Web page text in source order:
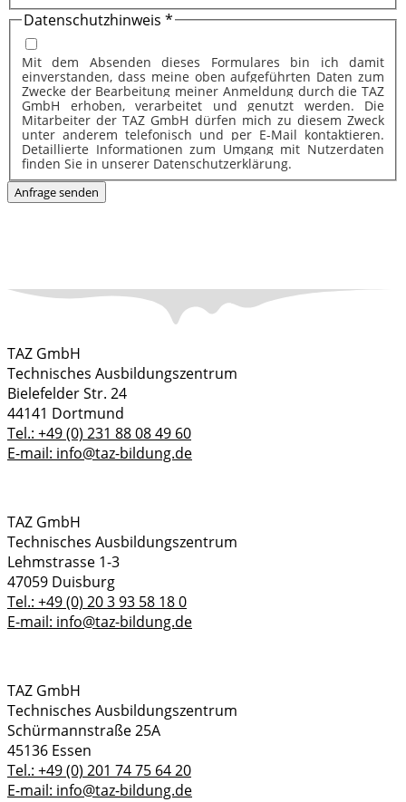
Datenschutzhinweis *
Mit dem Absenden dieses Formulares bin ich damit
einverstanden, dass meine oben aufgeführten Daten zum
Zwecke der Bearbeitung meiner Anmeldung durch die TAZ
GmbH erhoben, verarbeitet und genutzt werden. Die
Mitarbeiter der TAZ GmbH dürfen mich zu diesem Zweck
unter anderem telefonisch und per E-Mail kontaktieren.
Detaillierte Informationen zum Umgang mit Nutzerdaten
finden Sie in unserer Datenschutzerklärung.
Anfrage senden
TAZ GmbH
Technisches Ausbildungszentrum
Bielefelder Str. 24
44141 Dortmund
Tel.: +49 (0) 231 88 08 49 60
E-mail: info@taz-bildung.de
TAZ GmbH
Technisches Ausbildungszentrum
Lehmstrasse 1-3
47059 Duisburg
Tel.: +49 (0) 20 3 93 58 18 0
E-mail: info@taz-bildung.de
TAZ GmbH
Technisches Ausbildungszentrum
Schürmannstraße 25A
45136 Essen
Tel.: +49 (0) 201 74 75 64 20
E-mail: info@taz-bildung.de